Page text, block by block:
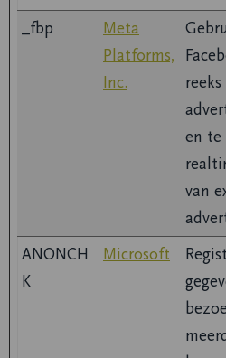
_fbp
Meta
Platforms,
Inc.
reeks
en te
van
ANONCH
K
Microsoft